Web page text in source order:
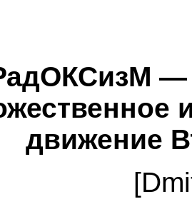
—
движение